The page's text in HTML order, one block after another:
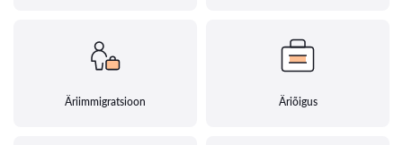
Äriimmigratsioon Äriõigus